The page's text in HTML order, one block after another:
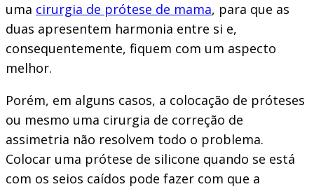
uma cirurgia de prótese de mama, para que as
duas apresentem harmonia entre si e,
consequentemente, fiquem com um aspecto
melhor.
Porém, em alguns casos, a colocação de próteses
ou mesmo uma cirurgia de correção de
assimetria não resolvem todo o problema.
Colocar uma prótese de silicone quando se está
com os seios caídos pode fazer com que a